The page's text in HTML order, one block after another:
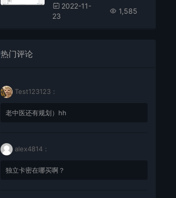
2022-11-
23
1,585
热门评论
Test123123：
老中医还有规划）hh
alex4814：
独立卡密在哪买啊？